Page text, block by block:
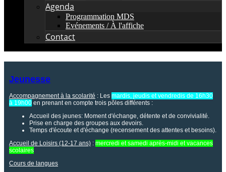
Agenda
Programmation MDS
Evénements / À l'affiche
Contact
Jeunesse
Accompagnement à la scolarité : Les mardis, jeudis et vendredis de 16h30
à 19h00 en prenant en compte trois pôles différents :
Accueil des jeunes: Moment d'échange, détente et de convivialité.
Prise en charge des groupes aux devoirs.
Temps d'écoute et d'échange (recensement des attentes et besoins).
Accueil de Loisirs (12-17 ans) : mercredi et samedi après-midi et vacances
scolaires
Cours de langues